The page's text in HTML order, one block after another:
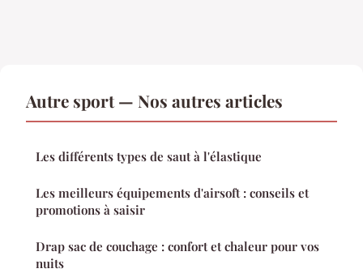
Autre sport — Nos autres articles
Les différents types de saut à l'élastique
Les meilleurs équipements d'airsoft : conseils et
promotions à saisir
Drap sac de couchage : confort et chaleur pour vos
nuits